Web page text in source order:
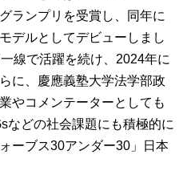
ランプリを受賞し、同年に
デルとしてデビューしまし
線で活躍を続け、2024年に
に、慶應義塾大学法学部政
やコメンテーターとしても
などの社会課題にも積極的に
ーブス30アンダー30」日本